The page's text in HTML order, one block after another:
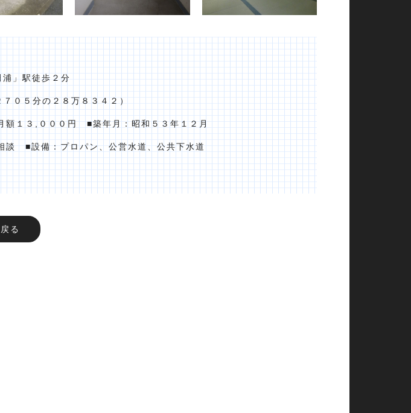
浦」駅徒歩２分
０５分の２８万８３４２）
額１３,０００円 ■築年月：昭和５３年１２月
■設備：プロパン、公営水道、公共下水道
戻る